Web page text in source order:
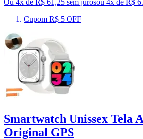
Ou 4x de R$ 61,25 sem jurosou 4x de R$
Cupom R$ 5 OFF
Smartwatch Unissex Tela
Original GPS